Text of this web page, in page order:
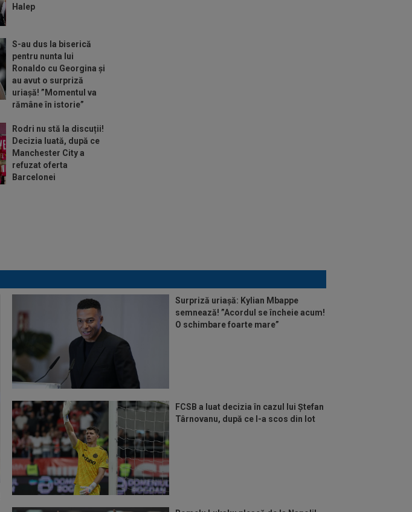
Halep
S-au dus la biserică
pentru nunta lui
Ronaldo cu Georgina și
au avut o surpriză
uriașă! ”Momentul va
rămâne în istorie”
Rodri nu stă la discuții!
Decizia luată, după ce
Manchester City a
refuzat oferta
Barcelonei
Surpriză uriașă: Kylian Mbappe
semnează! ”Acordul se încheie acum!
O schimbare foarte mare”
FCSB a luat decizia în cazul lui Ștefan
Târnovanu, după ce l-a scos din lot